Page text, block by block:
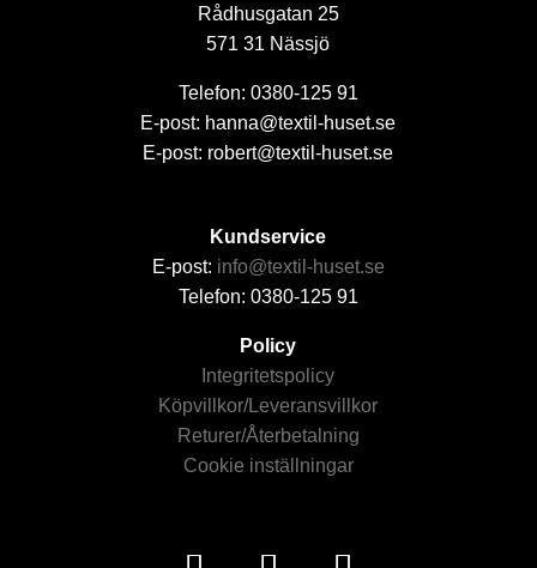
Rådhusgatan 25
571 31 Nässjö
Telefon: 0380-125 91
E-post: hanna@textil-huset.se
E-post: robert@textil-huset.se
Kundservice
E-post: info@textil-huset.se
Telefon: 0380-125 91
Policy
Integritetspolicy
Köpvillkor/Leveransvillkor
Returer/Återbetalning
Cookie inställningar